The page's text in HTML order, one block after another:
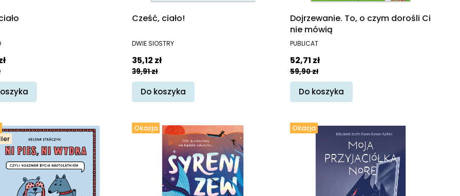
Cześć, ciało!
PRODUCENT
DWIE SIOSTRY
Cena promocyjna
35,12 zł
39,91 zł
Do koszyka
Dojrzewanie. To, o czym dorośli Ci
nie mówią
PRODUCENT
PUBLICAT
Cena promocyjna
52,71 zł
59,90 zł
Do koszyka
Okazja Okazja